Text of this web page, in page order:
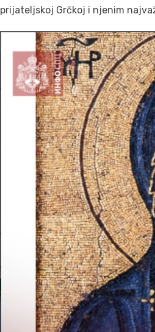
prijateljskoj Grčkoj i njenim